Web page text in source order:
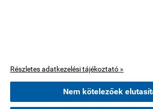
Részletes adatkezelési tájékoztató »
Nem kötelezőek
Jelenleg nincsenek kérdések ehhez a